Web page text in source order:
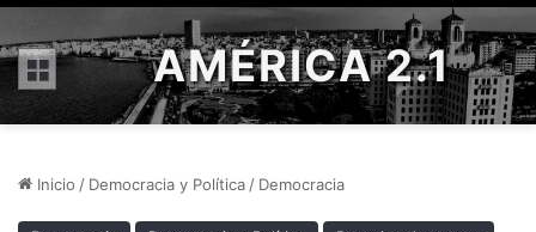
Menú AMÉRICA 2.1
Inicio / Democracia y Política / Democracia